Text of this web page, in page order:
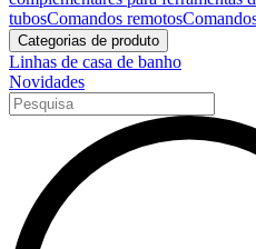
tubosComandos remotos
Categorias de produto
Linhas de casa de banho
Novidades